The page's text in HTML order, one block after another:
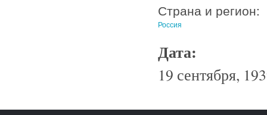
Страна и регион:
Россия
Дата:
19 сентября,